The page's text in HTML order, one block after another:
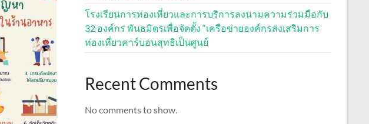
โรงเรียนการท่องเที่ยวและการบริการลงนามความร่วมมือกับ
32 องค์กร พันธมิตรเพื่อจัดตั้ง “เครือข่ายองค์กรส่งเสริมการ
ท่องเที่ยวคาร์บอนสุทธิเป็นศูนย์
Recent Comments
No comments to show.